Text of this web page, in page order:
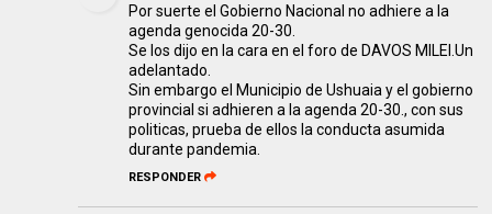
Por suerte el Gobierno Nacional no adhiere a la
agenda genocida 20-30.
Se los dijo en la cara en el foro de DAVOS MILEI.Un
adelantado.
Sin embargo el Municipio de Ushuaia y el gobierno
provincial si adhieren a la agenda 20-30., con sus
politicas, prueba de ellos la conducta asumida
durante pandemia.
RESPONDER